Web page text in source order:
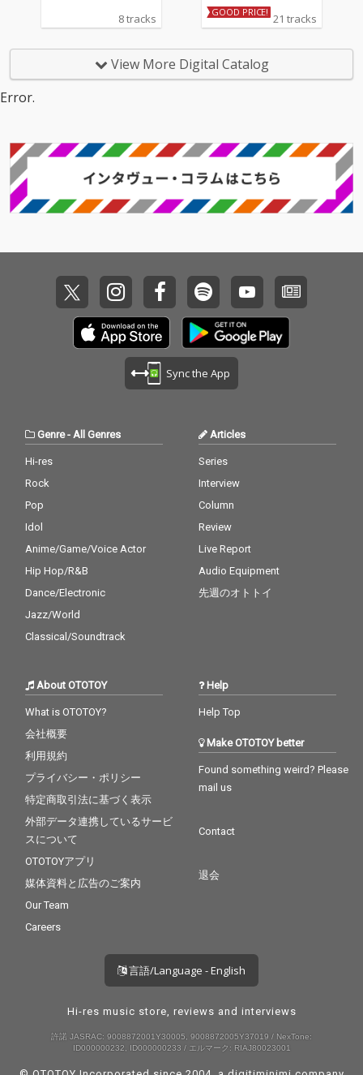
8 tracks GOOD PRICE! 21 tracks
View More Digital Catalog
Error.
Sync the App
Genre- All Genres
Hi-res
Rock
Pop
Idol
Anime/Game/Voice Actor
Hip Hop/R&B
Dance/Electronic
Jazz/World
Classical/Soundtrack
Articles
Series
Interview
Column
Review
Live Report
Audio Equipment
先週のオトトイ
About OTOTOY
What is OTOTOY?
会社概要
利用規約
プライバシー・ポリシー
特定商取引法に基づく表示
外部データ連携しているサービ
スについて
OTOTOYアプリ
媒体資料と広告のご案内
Our Team
Careers
Help
Help Top
Make OTOTOY better
Found something weird? Please
mail us
Contact
退会
言語/Language - English
Hi-res music store, reviews and interviews
許諾 JASRAC: 9008872001Y30005, 9008872005Y37019 / NexTone:
ID000000232, ID000000233 / エルマーク: RIAJ80023001